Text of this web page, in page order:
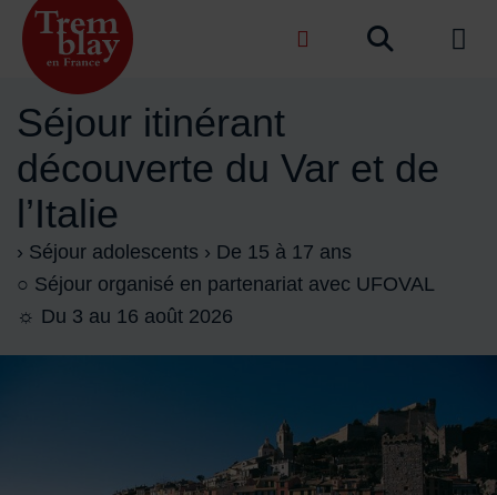
Menu de raccourcis
Accueil ville de Tremblay-en-France de
Séjour itinérant
découverte du Var et de
l’Italie
› Séjour adolescents › De 15 à 17 ans
○ Séjour organisé en partenariat avec UFOVAL
☼ Du 3 au 16 août 2026